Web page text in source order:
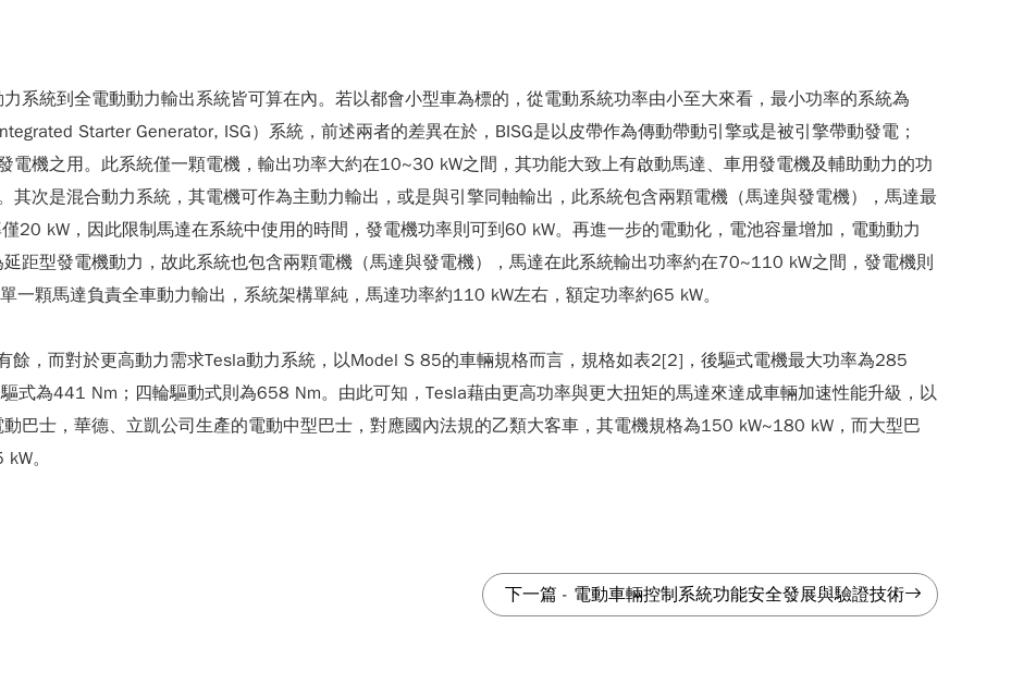
系統到全電動動力輸出系統皆可算在內。若以都會小型車為標的，從電動系統功率由小至大來看，最小功率的系統為
Starter Generator, ISG）系統，前述兩者的差異在於，BISG是以皮帶作為傳動帶動引擎或是被引擎帶動發電；
電機之用。此系統僅一顆電機，輸出功率大約在10~30 kW之間，其功能大致上有啟動馬達、車用發電機及輔助動力的功
其次是混合動力系統，其電機可作為主動力輸出，或是與引擎同軸輸出，此系統包含兩顆電機（馬達與發電機），馬達最
20 kW，因此限制馬達在系統中使用的時間，發電機功率則可到60 kW。再進一步的電動化，電池容量增加，電動動力
距型發電機動力，故此系統也包含兩顆電機（馬達與發電機），馬達在此系統輸出功率約在70~110 kW之間，發電機則
顆馬達負責全車動力輸出，系統架構單純，馬達功率約110 kW左右，額定功率約65 kW。
餘，而對於更高動力需求Tesla動力系統，以Model S 85的車輛規格而言，規格如表2[2]，後驅式電機最大功率為285
式為441 Nm；四輪驅動式則為658 Nm。由此可知，Tesla藉由更高功率與更大扭矩的馬達來達成車輛加速性能升級，以
巴士，華德、立凱公司生產的電動中型巴士，對應國內法規的乙類大客車，其電機規格為150 kW~180 kW，而大型巴
。
下一篇 - 電動車輛控制系統功能安全發展與驗證技術